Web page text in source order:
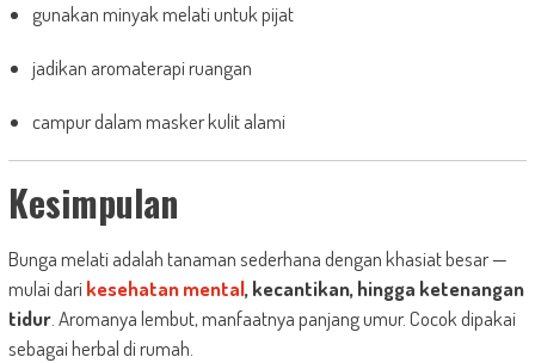
gunakan minyak melati untuk pijat
jadikan aromaterapi ruangan
campur dalam masker kulit alami
Kesimpulan
Bunga melati adalah tanaman sederhana dengan khasiat besar —
mulai darikesehatan mental, kecantikan, hingga ketenangan
tidur. Aromanya lembut, manfaatnya panjang umur. Cocok dipakai
sebagai herbal di rumah.